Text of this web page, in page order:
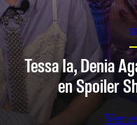
Tessa Ia, Denia
en Spoiler
Ver